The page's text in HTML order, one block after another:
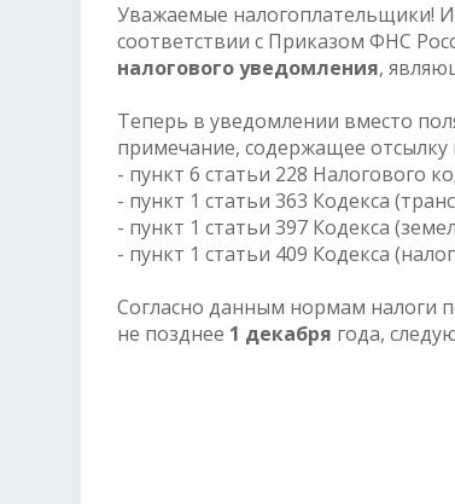
Уважаемые налогоплательщики!
соответствии с Приказом ФНС
налогового уведомления,
Теперь в уведомлении вместо
примечание, содержащее отсылку
- пункт 6 статьи 228 Налогового
- пункт 1 статьи 363 Кодекса
- пункт 1 статьи 397 Кодекса
- пункт 1 статьи 409 Кодекса
Согласно данным нормам налоги
не позднее 1 декабря года,